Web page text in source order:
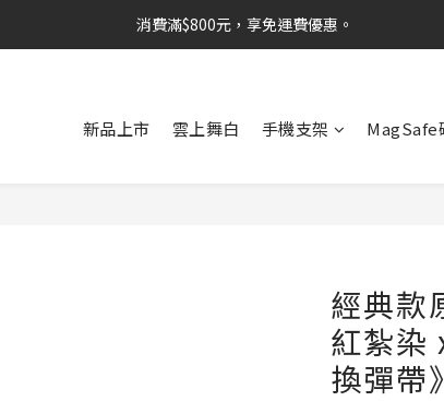
消費滿$800元，享免運費優惠。
新品上市 雲上舞白 手機支架 MagSafe
經典款
紅紮染
換彈帶》